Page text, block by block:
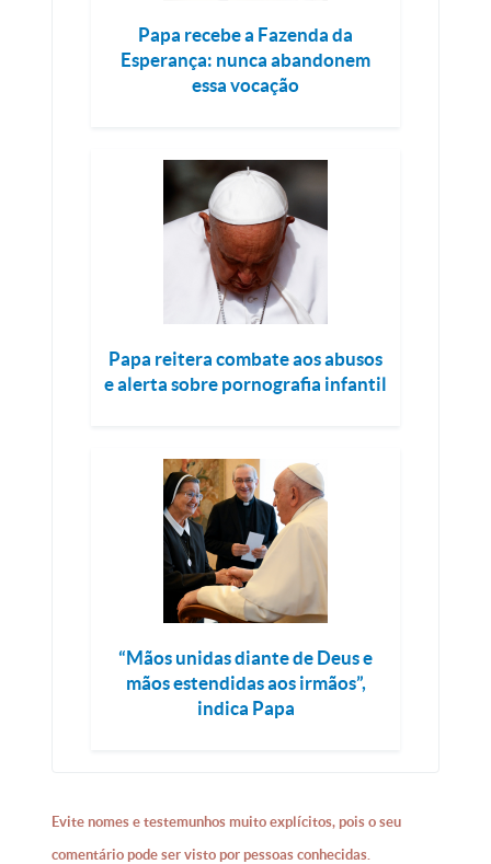
Papa recebe a Fazenda da
Esperança: nunca abandonem
essa vocação
Papa reitera combate aos abusos
e alerta sobre pornografia infantil
“Mãos unidas diante de Deus e
mãos estendidas aos irmãos”,
indica Papa
Evite nomes e testemunhos muito explícitos, pois o seu
comentário pode ser visto por pessoas conhecidas.